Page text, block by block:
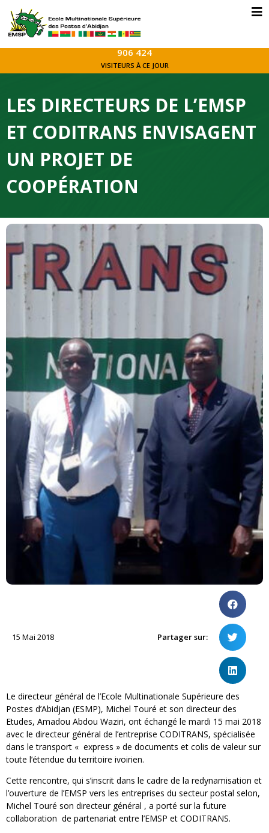
906 424
VISITEURS À CE JOUR
LES DIRECTEURS DE L’EMSP
ET CODITRANS ENVISAGENT
UN PROJET DE
COOPÉRATION
15 Mai 2018 Partager sur:
Le directeur général de l’Ecole Multinationale Supérieure des
Postes d’Abidjan (ESMP), Michel Touré et son directeur des
Etudes, Amadou Abdou Waziri, ont échangé le mardi 15 mai 2018
avec le directeur général de l’entreprise CODITRANS, spécialisée
dans le transport « express » de documents et colis de valeur sur
toute l’étendue du territoire ivoirien.
Cette rencontre, qui s’inscrit dans le cadre de la redynamisation et
l’ouverture de l’EMSP vers les entreprises du secteur postal selon,
Michel Touré son directeur général , a porté sur la future
collaboration de partenariat entre l’EMSP et CODITRANS.